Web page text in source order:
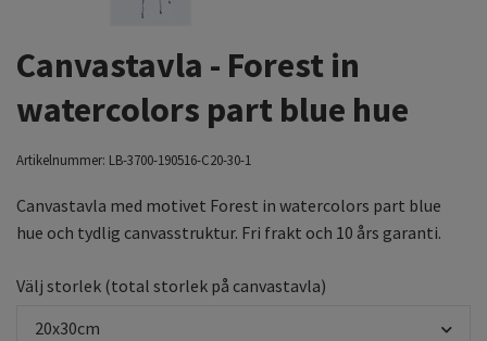
Canvastavla - Forest in
watercolors part blue hue
Artikelnummer: LB-3700-190516-C20-30-1
Canvastavla med motivet Forest in watercolors part blue
hue och tydlig canvasstruktur. Fri frakt och 10 års garanti.
Välj storlek (total storlek på canvastavla)
20x30cm